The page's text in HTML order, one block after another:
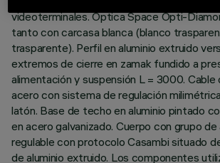
videoterminales. Óptica Space Opti-
tanto con carcasa blanca (blanco
trasparente). Perfil en aluminio extruido
extremos de cierre en zamak fundido a
alimentación y suspensión L = 3000. Cable
acero con sistema de regulación
latón. Base de techo en aluminio pintado
en acero galvanizado. Cuerpo con grupo
regulable con protocolo Casambi situado
de aluminio extruido. Los componentes